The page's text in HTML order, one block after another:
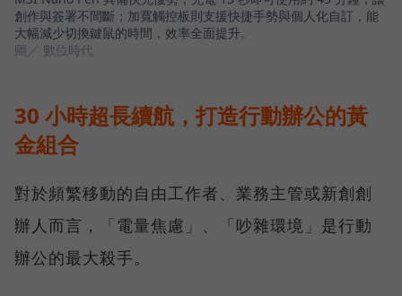
創作與簽署不間斷；加寬觸控板則支援快捷手勢與個人化自訂，能
大幅減少切換鍵鼠的時間，效率全面提升。
圖／ 數位時代
30 小時超長續航，打造行動辦公的黃
金組合
對於頻繁移動的自由工作者、業務主管或新創創
辦人而言，「電量焦慮」、「吵雜環境」是行動
辦公的最大殺手。